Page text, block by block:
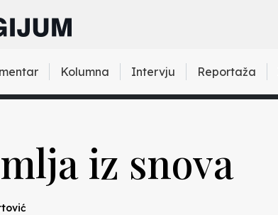
Kolumna Intervju Reportaža
iz snova